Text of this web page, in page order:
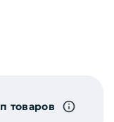
товаров